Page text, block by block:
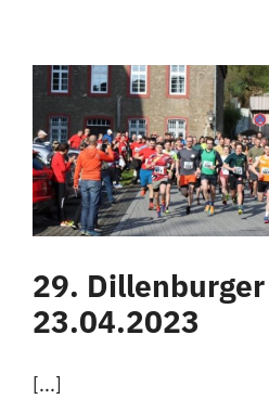
29.
23.04.2023
[...]